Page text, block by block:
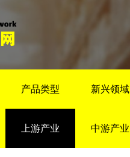
产品类型 新兴领域
上游产业 中游产业